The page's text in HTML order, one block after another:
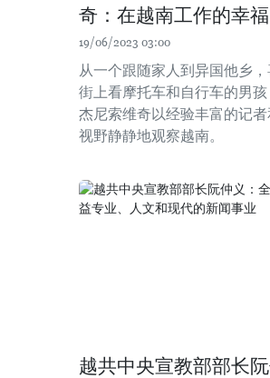
奇：在越南工作的幸
19/06/2023 03:00
从一个跟随家人到异国他乡
街上看摩托车和自行车的男孩
杰尼索维奇以经验丰富的记
视野静静地观察越南。
越共中央宣教部部长